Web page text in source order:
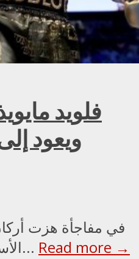
فلويد
ويعود
في مفاجأة هزت
الأسطورة الأمريكي فلويد... Read more →